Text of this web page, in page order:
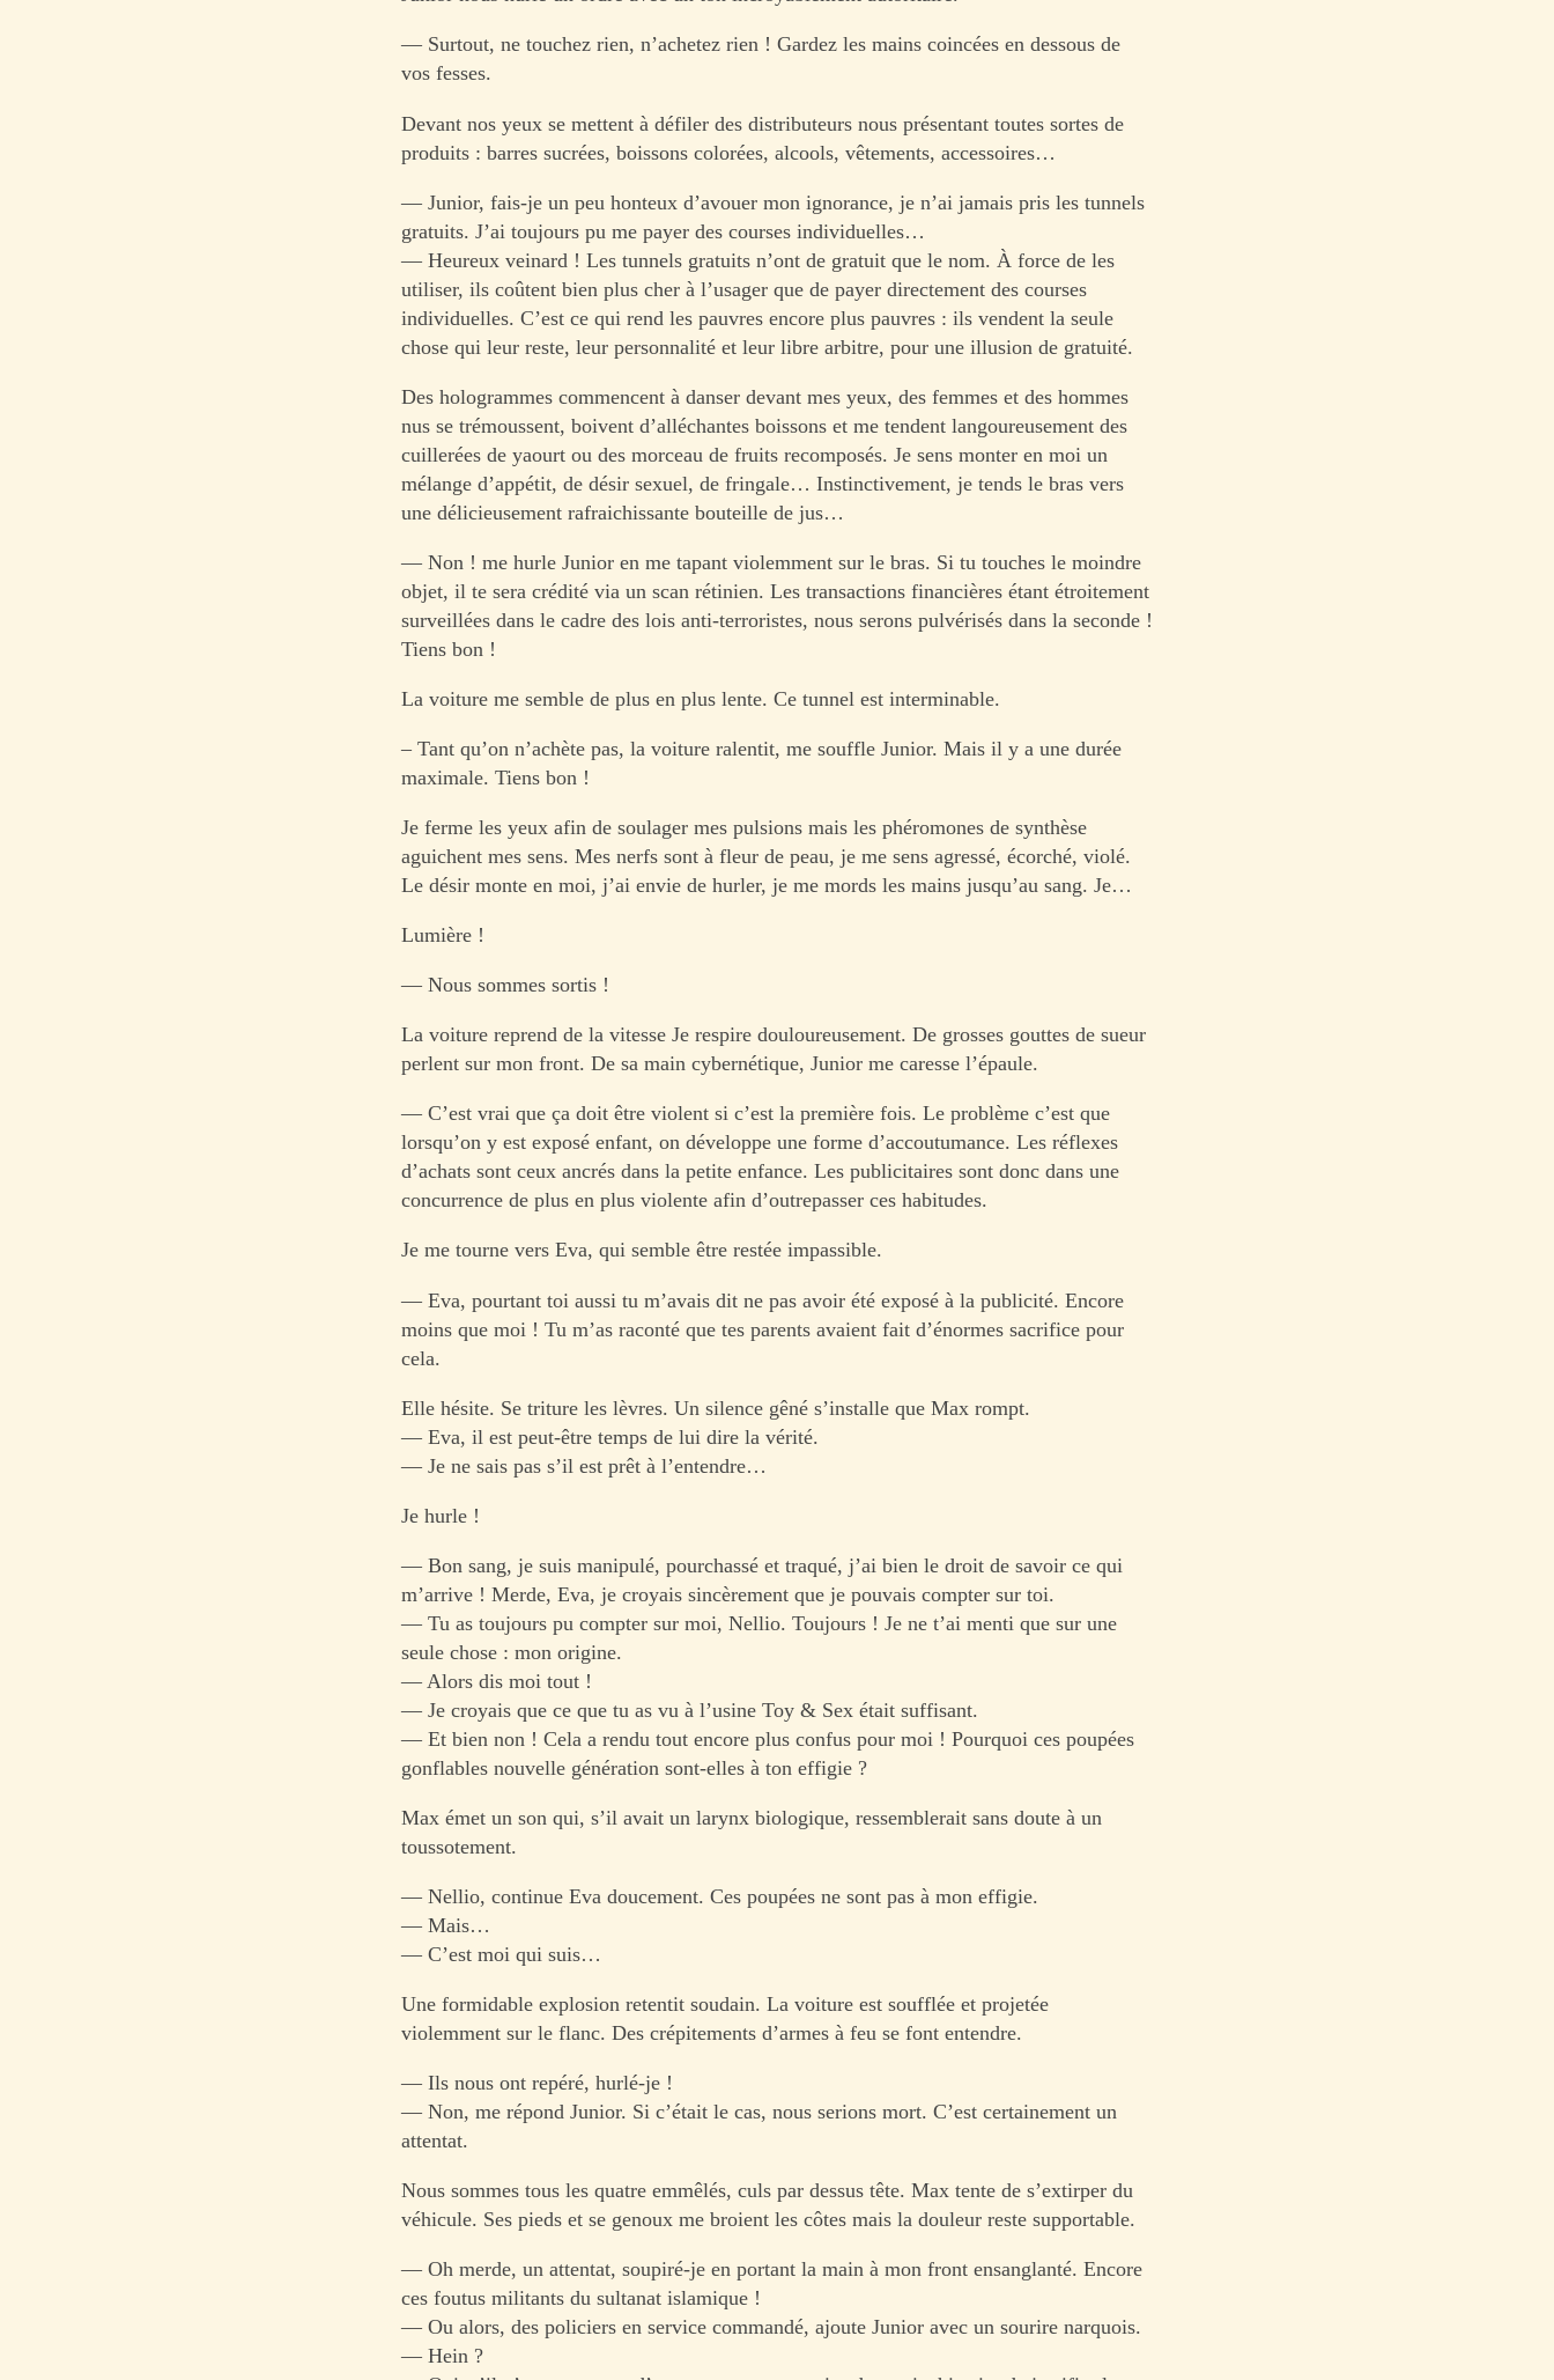
— Surtout, ne touchez rien, n’achetez rien ! Gardez les mains coincées en dessous de
vos fesses.
Devant nos yeux se mettent à défiler des distributeurs nous présentant toutes sortes de
produits : barres sucrées, boissons colorées, alcools, vêtements, accessoires…
— Junior, fais-je un peu honteux d’avouer mon ignorance, je n’ai jamais pris les tunnels
gratuits. J’ai toujours pu me payer des courses individuelles…
— Heureux veinard ! Les tunnels gratuits n’ont de gratuit que le nom. À force de les
utiliser, ils coûtent bien plus cher à l’usager que de payer directement des courses
individuelles. C’est ce qui rend les pauvres encore plus pauvres : ils vendent la seule
chose qui leur reste, leur personnalité et leur libre arbitre, pour une illusion de gratuité.
Des hologrammes commencent à danser devant mes yeux, des femmes et des hommes
nus se trémoussent, boivent d’alléchantes boissons et me tendent langoureusement des
cuillerées de yaourt ou des morceau de fruits recomposés. Je sens monter en moi un
mélange d’appétit, de désir sexuel, de fringale… Instinctivement, je tends le bras vers
une délicieusement rafraichissante bouteille de jus…
— Non ! me hurle Junior en me tapant violemment sur le bras. Si tu touches le moindre
objet, il te sera crédité via un scan rétinien. Les transactions financières étant étroitement
surveillées dans le cadre des lois anti-terroristes, nous serons pulvérisés dans la seconde !
Tiens bon !
La voiture me semble de plus en plus lente. Ce tunnel est interminable.
– Tant qu’on n’achète pas, la voiture ralentit, me souffle Junior. Mais il y a une durée
maximale. Tiens bon !
Je ferme les yeux afin de soulager mes pulsions mais les phéromones de synthèse
aguichent mes sens. Mes nerfs sont à fleur de peau, je me sens agressé, écorché, violé.
Le désir monte en moi, j’ai envie de hurler, je me mords les mains jusqu’au sang. Je…
Lumière !
— Nous sommes sortis !
La voiture reprend de la vitesse Je respire douloureusement. De grosses gouttes de sueur
perlent sur mon front. De sa main cybernétique, Junior me caresse l’épaule.
— C’est vrai que ça doit être violent si c’est la première fois. Le problème c’est que
lorsqu’on y est exposé enfant, on développe une forme d’accoutumance. Les réflexes
d’achats sont ceux ancrés dans la petite enfance. Les publicitaires sont donc dans une
concurrence de plus en plus violente afin d’outrepasser ces habitudes.
Je me tourne vers Eva, qui semble être restée impassible.
— Eva, pourtant toi aussi tu m’avais dit ne pas avoir été exposé à la publicité. Encore
moins que moi ! Tu m’as raconté que tes parents avaient fait d’énormes sacrifice pour
cela.
Elle hésite. Se triture les lèvres. Un silence gêné s’installe que Max rompt.
— Eva, il est peut-être temps de lui dire la vérité.
— Je ne sais pas s’il est prêt à l’entendre…
Je hurle !
— Bon sang, je suis manipulé, pourchassé et traqué, j’ai bien le droit de savoir ce qui
m’arrive ! Merde, Eva, je croyais sincèrement que je pouvais compter sur toi.
— Tu as toujours pu compter sur moi, Nellio. Toujours ! Je ne t’ai menti que sur une
seule chose : mon origine.
— Alors dis moi tout !
— Je croyais que ce que tu as vu à l’usine Toy & Sex était suffisant.
— Et bien non ! Cela a rendu tout encore plus confus pour moi ! Pourquoi ces poupées
gonflables nouvelle génération sont-elles à ton effigie ?
Max émet un son qui, s’il avait un larynx biologique, ressemblerait sans doute à un
toussotement.
— Nellio, continue Eva doucement. Ces poupées ne sont pas à mon effigie.
— Mais…
— C’est moi qui suis…
Une formidable explosion retentit soudain. La voiture est soufflée et projetée
violemment sur le flanc. Des crépitements d’armes à feu se font entendre.
— Ils nous ont repéré, hurlé-je !
— Non, me répond Junior. Si c’était le cas, nous serions mort. C’est certainement un
attentat.
Nous sommes tous les quatre emmêlés, culs par dessus tête. Max tente de s’extirper du
véhicule. Ses pieds et se genoux me broient les côtes mais la douleur reste supportable.
— Oh merde, un attentat, soupiré-je en portant la main à mon front ensanglanté. Encore
ces foutus militants du sultanat islamique !
— Ou alors, des policiers en service commandé, ajoute Junior avec un sourire narquois.
— Hein ?